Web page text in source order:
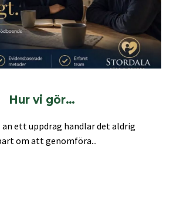
Hur vi gör…
an ett uppdrag handlar det aldrig
om att genomföra...